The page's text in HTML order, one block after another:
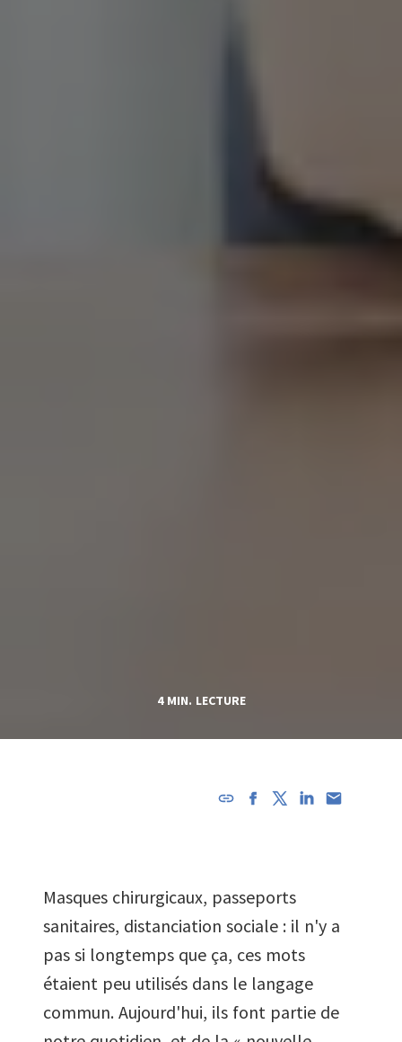
4 MIN. LECTURE
presse-
papier
Masques chirurgicaux, passeports
sanitaires, distanciation sociale : il n'y a
pas si longtemps que ça, ces mots
étaient peu utilisés dans le langage
commun. Aujourd'hui, ils font partie de